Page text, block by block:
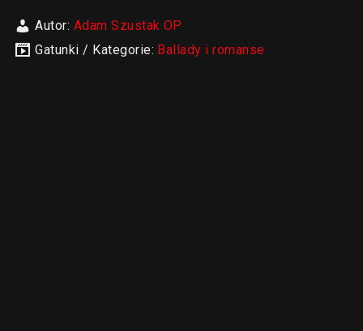
Autor: Adam Szustak OP
Gatunki / Kategorie: Ballady i romanse